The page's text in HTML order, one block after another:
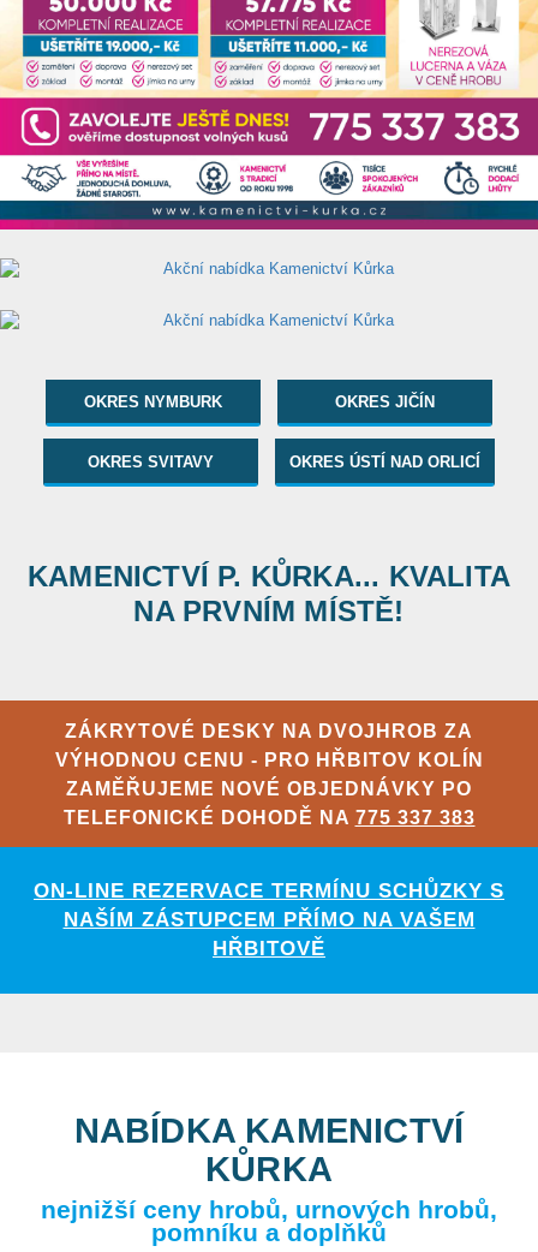
OKRES NYMBURK OKRES JIČÍN
OKRES SVITAVY OKRES ÚSTÍ NAD ORLICÍ
KAMENICTVÍ P. KŮRKA... KVALITA
NA PRVNÍM MÍSTĚ!
ZÁKRYTOVÉ DESKY NA DVOJHROB ZA
VÝHODNOU CENU - PRO HŘBITOV KOLÍN
ZAMĚŘUJEME NOVÉ OBJEDNÁVKY PO
TELEFONICKÉ DOHODĚ NA 775 337 383
ON-LINE REZERVACE TERMÍNU SCHŮZKY S
NAŠÍM ZÁSTUPCEM PŘÍMO NA VAŠEM
HŘBITOVĚ
NABÍDKA KAMENICTVÍ
KŮRKA
nejnižší ceny hrobů, urnových hrobů,
pomníku a doplňků